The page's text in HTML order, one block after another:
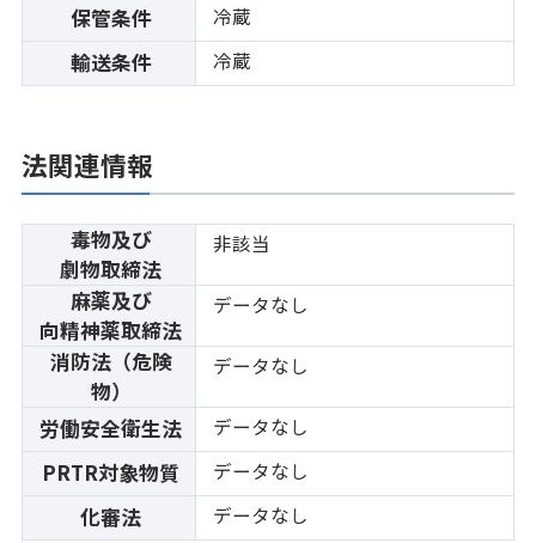
保管条件 冷蔵
輸送条件 冷蔵
法関連情報
毒物及び
劇物取締法
非該当
麻薬及び
向精神薬取締法
データなし
消防法（危険
物）
データなし
労働安全衛生法 データなし
PRTR対象物質 データなし
化審法 データなし